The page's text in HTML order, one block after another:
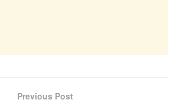
Previous Post